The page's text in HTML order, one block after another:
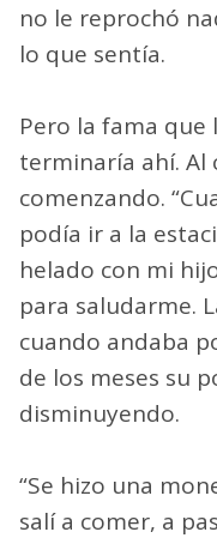
no le reprochó
lo que sentía.
Pero la fama
terminaría ahí. Al
comenzando.
podía ir a la
helado con mi
para saludarme.
cuando andaba
de los meses su
disminuyendo.
“Se hizo una
salí a comer, a